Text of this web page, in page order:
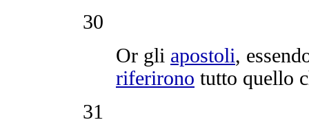
30
Or gli apostoli,
riferirono tutto quello
31